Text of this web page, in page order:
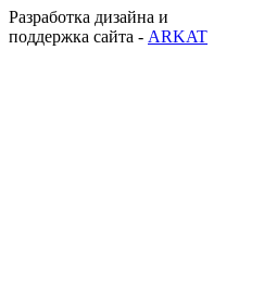
Разработка дизайна и
поддержка сайта - ARKAT